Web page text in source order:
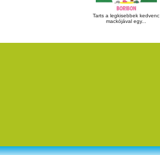
Tarts a legkisebbek kedvenc
mackójával egy...